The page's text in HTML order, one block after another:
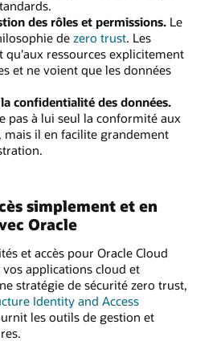
des rôles et permissions. Le
de zero trust. Les
qu'aux ressources explicitement
et ne voient que les données
confidentialité des données.
pas à lui seul la conformité aux
il en facilite grandement
simplement et en
Oracle
et accès pour Oracle Cloud
applications cloud et
stratégie de sécurité zero trust,
Identity and Access
les outils de gestion et